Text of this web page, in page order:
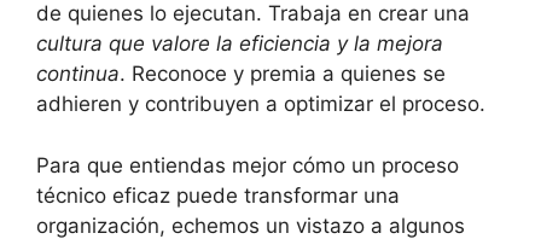
de quienes lo ejecutan. Trabaja en crear una
cultura que valore la eficiencia y la mejora
continua. Reconoce y premia a quienes se
adhieren y contribuyen a optimizar el proceso.
Para que entiendas mejor cómo un proceso
técnico eficaz puede transformar una
organización, echemos un vistazo a algunos